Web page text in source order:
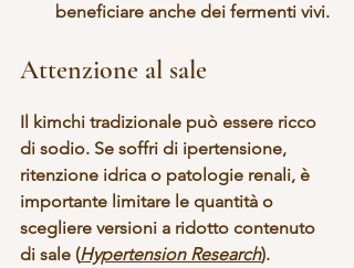
beneficiare anche dei fermenti vivi.
Attenzione al sale
Il kimchi tradizionale può essere ricco
di sodio. Se soffri di ipertensione,
ritenzione idrica o patologie renali, è
importante limitare le quantità o
scegliere versioni a ridotto contenuto
di sale (Hypertension Research).